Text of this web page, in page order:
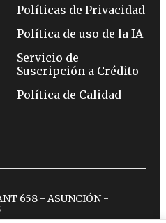
Políticas de Privacidad
Política de uso de la IA
Servicio de
Suscripción a Crédito
Política de Calidad
658 - ASUNCIÓN -